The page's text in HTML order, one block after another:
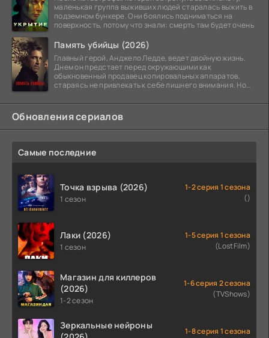
маленькая группа выживших людей старалась выжить в
подземном бункере. Они боялись подниматься на
поверхность, потому что знали: смерть там будет очень
Память убийцы (2026)
Главный герой, Анджело Ледде, ведет двойную жизнь.
Днем он предстает перед окружающими как
обыкновенный продавец копировальных аппаратов,
стараясь не привлекать к себе лишнего внимания. Но
Обновления сериалов
Самые последние
Точка взрыва (2026)
1 сезон
1-2 серия 1 сезона
()
Лаки (2026)
1 сезон
1-5 серия 1 сезона
(LostFilm)
Магазин для киллеров
(2026)
1-2 сезон
1-6 серия 2 сезона
(TVShows)
Зеркальные нейроны
1-8 серия 1 сезона